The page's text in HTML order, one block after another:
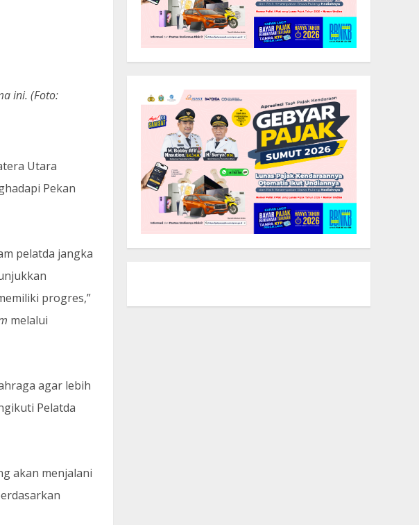
ini. (Foto:
Utara
Pekan
pelatda jangka
progres,”
melalui
agar lebih
Pelatda
akan menjalani